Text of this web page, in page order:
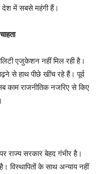
देश में सबसे महंगी हैं।
एजुकेशन नहीं मिल रही है।
से हाथ पीछे खींच रहे हैं। पूर्व
काम राजनीतिक नजरिए से किए
राज्य सरकार बेहद गंभीर है।
विस्थापितों के साथ अन्याय नहीं